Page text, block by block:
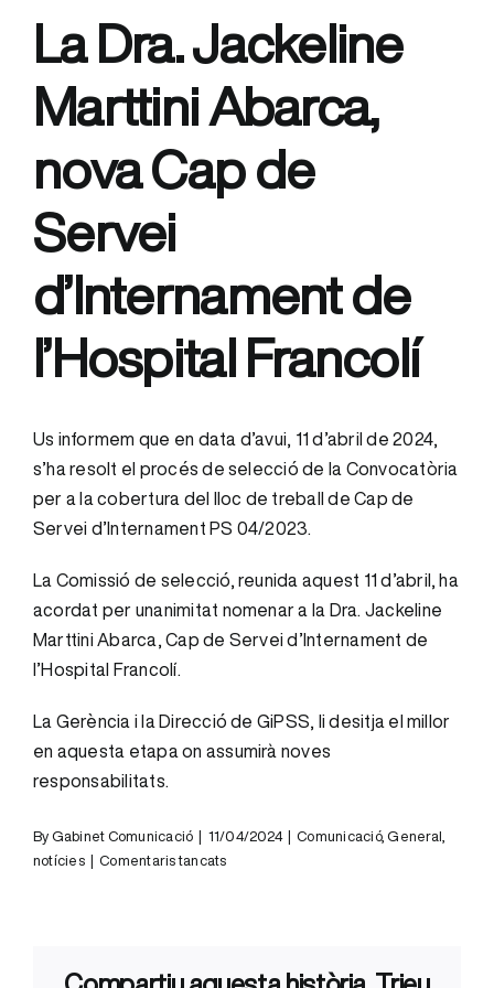
La Dra. Jackeline
Marttini Abarca,
nova Cap de
Servei
d’Internament de
l’Hospital Francolí
Us informem que en data d’avui, 11 d’abril de 2024,
s’ha resolt el procés de selecció de la Convocatòria
per a la cobertura del lloc de treball de Cap de
Servei d’Internament PS 04/2023.
La Comissió de selecció, reunida aquest 11 d’abril, ha
acordat per unanimitat nomenar a la Dra. Jackeline
Marttini Abarca, Cap de Servei d’Internament de
l’Hospital Francolí.
La Gerència i la Direcció de GiPSS, li desitja el millor
en aquesta etapa on assumirà noves
responsabilitats.
By Gabinet Comunicació 11/04/2024 Comunicació,General
notícies
Comentaris tancatsa
Abarca,